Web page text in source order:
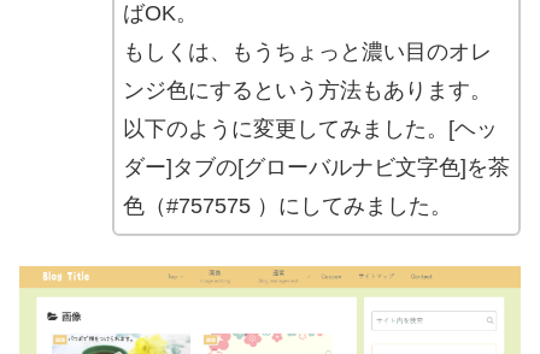
ばOK。
もしくは、もうちょっと濃い目のオレ
ンジ色にするという方法もあります。
以下のように変更してみました。[ヘッ
ダー]タブの[グローバルナビ文字色]を茶
色（#757575 ）にしてみました。